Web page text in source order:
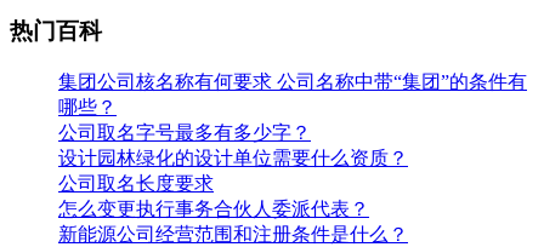
热门百科
集团公司核名称有何要求 公司名称中带“集团”的条件有
哪些？
公司取名字号最多有多少字？
设计园林绿化的设计单位需要什么资质？
公司取名长度要求
怎么变更执行事务合伙人委派代表？
新能源公司经营范围和注册条件是什么？